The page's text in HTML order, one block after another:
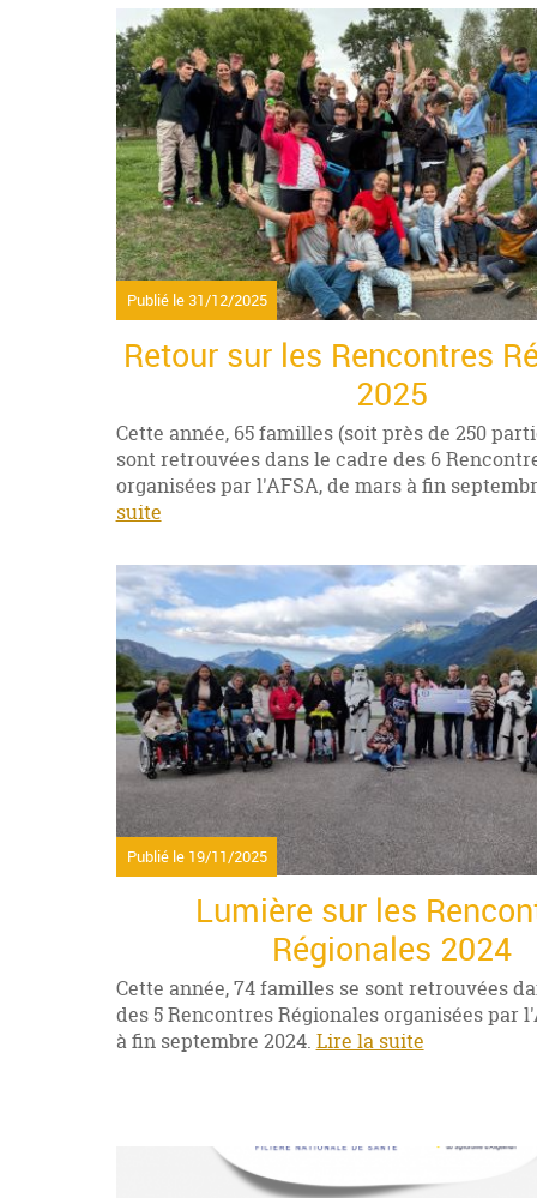
Publié le 31/12/2025
Retour sur les Rencontres
2025
Cette année, 65 familles (soit près de 250
sont retrouvées dans le cadre des 6
organisées par l'AFSA, de mars à fin
suite
Publié le 19/11/2025
Lumière sur les
Régionales 2024
Cette année, 74 familles se sont retrouvées
des 5 Rencontres Régionales organisées par
à fin septembre 2024. Lire la suite